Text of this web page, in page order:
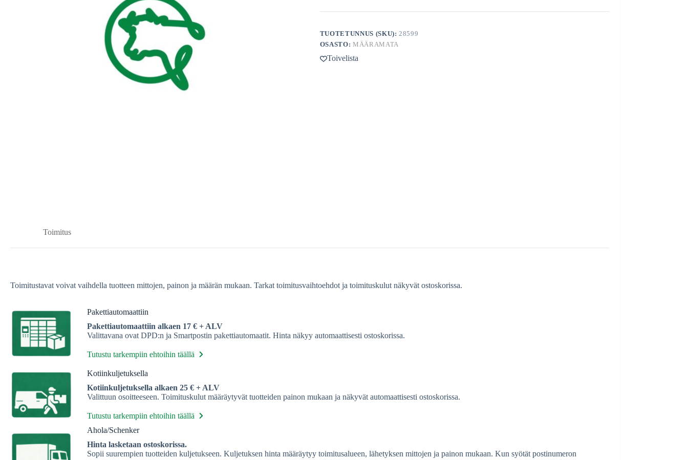
määrä
TUOTETUNNUS (SKU):28599
OSASTO: MÄÄRAMATA
Toivelista
Toimitus
Toimitustavat voivat vaihdella tuotteen mittojen, painon ja määrän mukaan. Tarkat toimitusvaihtoehdot ja toimituskulut näkyvät ostoskorissa.
Pakettiautomaattiin
Pakettiautomaattiin alkaen 17 € + ALV
Valittavana ovat DPD:n ja Smartpostin pakettiautomaatit. Hinta näkyy automaattisesti ostoskorissa.
Tutustu tarkempiin ehtoihin täällä
Kotiinkuljetuksella
Kotiinkuljetuksella alkaen 25 € + ALV
Valittuun osoitteeseen. Toimituskulut määräytyvät tuotteiden painon mukaan ja näkyvät automaattisesti ostoskorissa.
Tutustu tarkempiin ehtoihin täällä
Ahola/Schenker
Hinta lasketaan ostoskorissa.
Sopii suurempien tuotteiden kuljetukseen. Kuljetuksen hinta määräytyy toimitusalueen, lähetyksen mittojen ja painon mukaan. Kun syötät postinumeron